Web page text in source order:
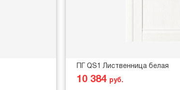
ПГ QS1 Лиственница белая
10 384 руб.